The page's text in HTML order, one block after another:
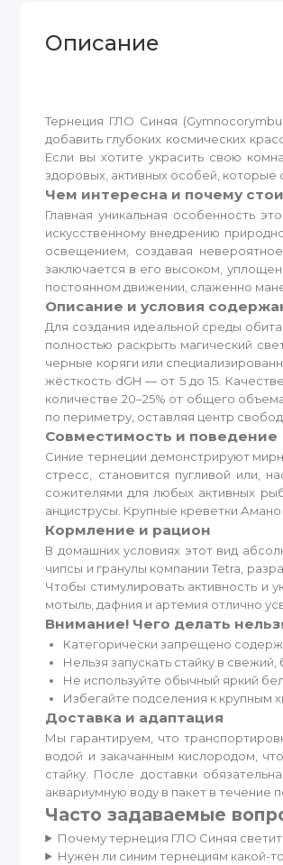
Описание
Тернеция ГЛО Синяя
добавить глубоких космических
Если вы хотите украсить свою
здоровых, активных особей,
Чем интересна и почему
Главная уникальная особенность
искусственному внедрению
освещением, создавая
заключается в его высоком,
постоянном движении, слаженно
Описание и условия
Для создания идеальной среды
полностью раскрыть магический
черные коряги или
жёсткость dGH — от 5 до 15.
количестве 20–25% от общего
по периметру, оставляя центр
Совместимость и поведение
Синие тернеции демонстрируют
стресс, становится пугливой или,
сожителями для любых активных
анциструсы. Крупные креветки
Кормление и рацион
В домашних условиях этот вид
чипсы и гранулы компании Tetra,
Чтобы стимулировать активность
мотыль, дафния и артемия отлично
Внимание! Чего делать
Категорически запрещено
Нельзя запускать стайку в
Не используйте обычный яркий
Избегайте подселения к крупным
Доставка и адаптация
Мы гарантируем, что
водой и закачанным кислородом,
стайку. После доставки
аквариумную воду в пакет в течение
Часто задаваемые
Почему тернеция ГЛО Синяя
Нужен ли синим тернециям какой-